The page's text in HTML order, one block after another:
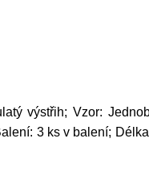
výstřih; Vzor:
3 ks v balení;